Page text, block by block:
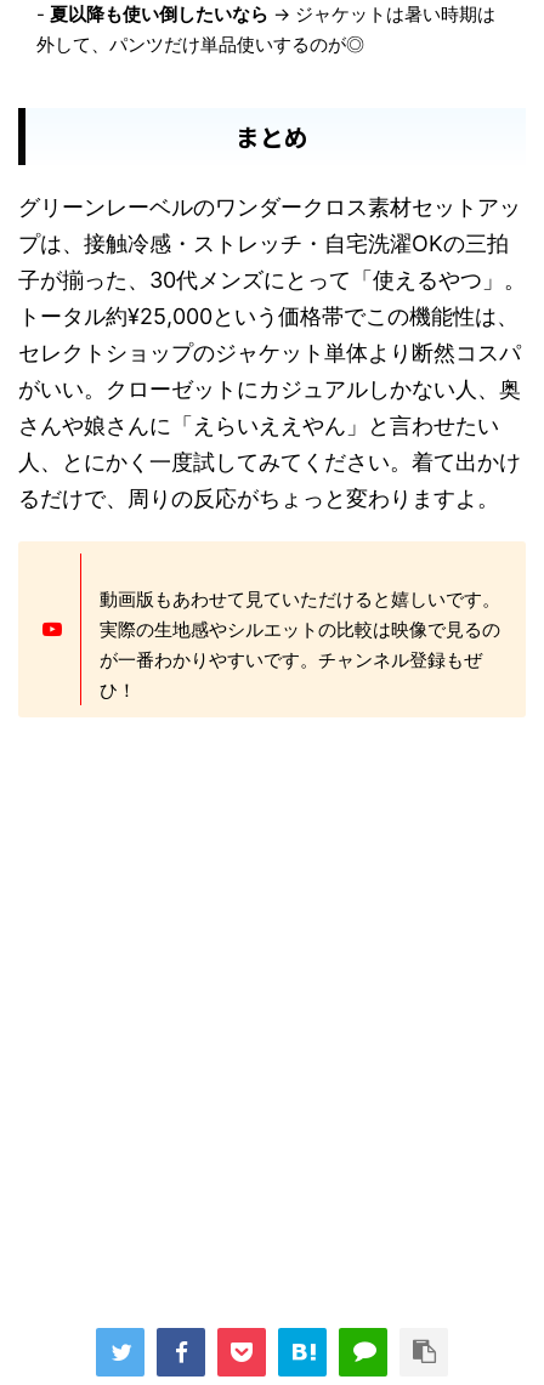
- 夏以降も使い倒したいなら → ジャケットは暑い時期は
外して、パンツだけ単品使いするのが◎
まとめ
グリーンレーベルのワンダークロス素材セットアッ
プは、接触冷感・ストレッチ・自宅洗濯OKの三拍
子が揃った、30代メンズにとって「使えるやつ」。
トータル約¥25,000という価格帯でこの機能性は、
セレクトショップのジャケット単体より断然コスパ
がいい。クローゼットにカジュアルしかない人、奥
さんや娘さんに「えらいええやん」と言わせたい
人、とにかく一度試してみてください。着て出かけ
るだけで、周りの反応がちょっと変わりますよ。
動画版もあわせて見ていただけると嬉しいです。
実際の生地感やシルエットの比較は映像で見るの
が一番わかりやすいです。チャンネル登録もぜ
ひ！